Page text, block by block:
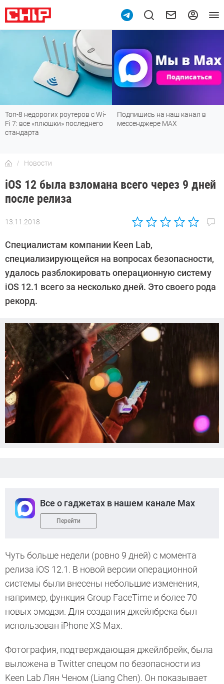
Топ-8 недорогих роутеров с Wi-
Fi 7: все «плюшки» последнего
стандарта
Подпишись на наш канал в
мессенджере МАХ
Новости
iOS 12 была взломана всего через 9 дней
после релиза
13.11.2018
Автор:
Специалистам компании Keen Lab,
специализирующейся на вопросах безопасности,
удалось разблокировать операционную систему
iOS 12.1 всего за несколько дней. Это своего рода
рекорд.
Все о гаджетах в нашем канале Max
Перейти
Чуть больше недели (ровно 9 дней) с момента
релиза iOS 12.1. В новой версии операционной
системы были внесены небольшие изменения,
например, функция Group FaceTime и более 70
новых эмодзи. Для создания джейлбрека был
использован iPhone XS Max.
Фотография, подтверждающая джейлбрейк, была
выложена в Twitter спецом по безопасности из
Keen Lab Лян Ченом (Liang Chen). Он показывает